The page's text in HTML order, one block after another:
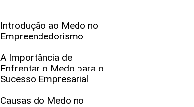
Introdução ao Medo no
Empreendedorismo
A Importância de
Enfrentar o Medo para o
Sucesso Empresarial
Causas do Medo no